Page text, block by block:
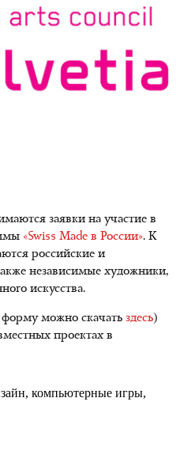
заявки на участие в
«Swiss Made в России». К
российские и
независимые художники,
искусства.
форму можно скачать здесь)
проектах в
компьютерные игры,